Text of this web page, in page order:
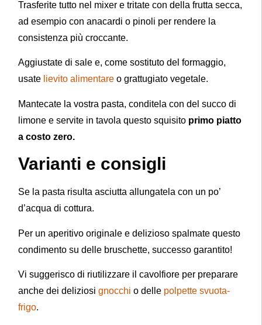
Trasferite tutto nel mixer e tritate con della frutta secca,
ad esempio con anacardi o pinoli per rendere la
consistenza più croccante.
Aggiustate di sale e, come sostituto del formaggio,
usate lievito alimentare o grattugiato vegetale.
Mantecate la vostra pasta, conditela con del succo di
limone e servite in tavola questo squisito primo piatto
a costo zero.
Varianti e consigli
Se la pasta risulta asciutta allungatela con un po’
d’acqua di cottura.
Per un aperitivo originale e delizioso spalmate questo
condimento su delle bruschette, successo garantito!
Vi suggerisco di riutilizzare il cavolfiore per preparare
anche dei deliziosignocchi o delle polpette svuota-
frigo.